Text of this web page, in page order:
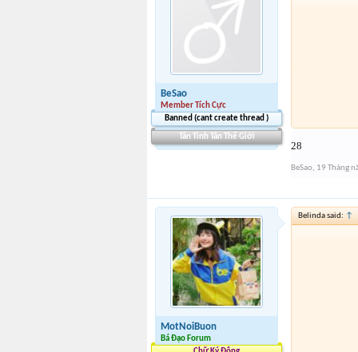
BeSao
Member Tích Cực
Banned (cant create thread )
Tân Tinh Tân Thế Giới
28
BeSao, 19 Tháng
MotNoiBuon
Bá Đạo Forum
Belinda said: ↑